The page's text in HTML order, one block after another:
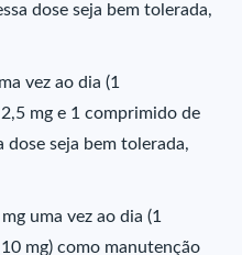
dose seja bem tolerada,
vez ao dia (1
mg e 1 comprimido de
dose seja bem tolerada,
uma vez ao dia (1
mg) como manutenção